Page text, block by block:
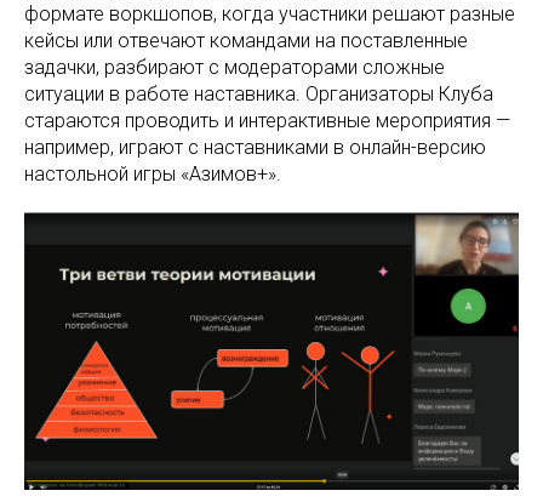
формате воркшопов, когда участники решают разные
кейсы или отвечают командами на поставленные
задачки, разбирают с модераторами сложные
ситуации в работе наставника. Организаторы Клуба
стараются проводить и интерактивные мероприятия —
например, играют с наставниками в онлайн-версию
настольной игры «Азимов+».